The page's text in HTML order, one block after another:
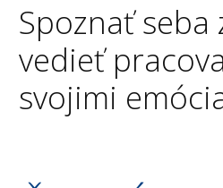
Spoznať seba
vedieť
svojimi